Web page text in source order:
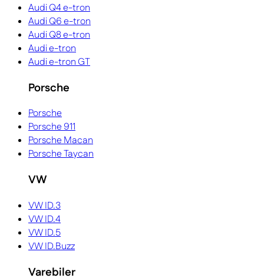
Audi Q4 e-tron
Audi Q6 e-tron
Audi Q8 e-tron
Audi e-tron
Audi e-tron GT
Porsche
Porsche
Porsche 911
Porsche Macan
Porsche Taycan
VW
VW ID.3
VW ID.4
VW ID.5
VW ID.Buzz
Varebiler